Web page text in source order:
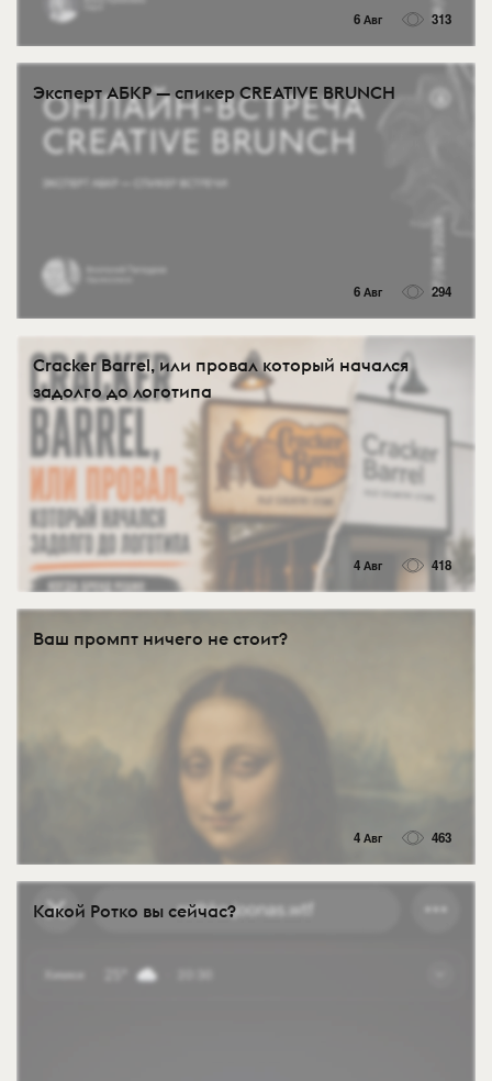
6 Авг 313
Эксперт АБКР — спикер CREATIVE BRUNCH
6 Авг 294
Cracker Barrel, или провал который начался
задолго до логотипа
4 Авг 418
Ваш промпт ничего не стоит?
4 Авг 463
Какой Ротко вы сейчас?